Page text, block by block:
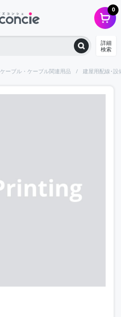
0
詳細
検索
ケーブル・ケーブル関連用品 建屋用配線･設